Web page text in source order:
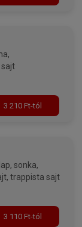
trappista sajt
3 210 Ft-tól
kukorica, mozzarella sajt, trappista sajt
3 110 Ft-tól